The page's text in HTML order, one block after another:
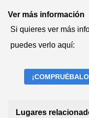
Ver más información
Si quieres ver más
puedes verlo aquí:
Lugares